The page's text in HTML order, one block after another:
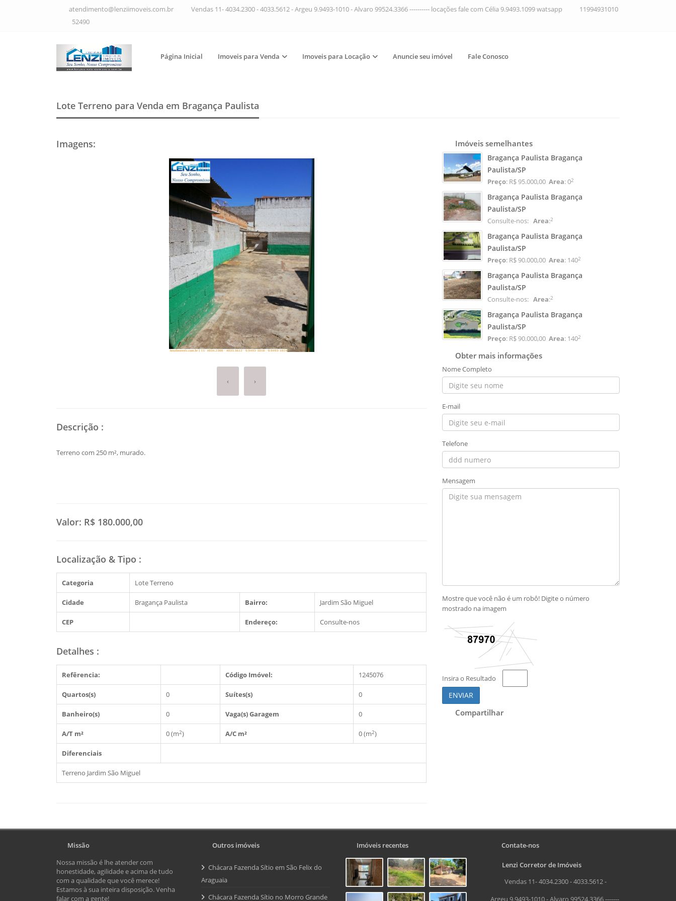
atendimento@lenziimoveis.com.br Vendas 11- 4034.2300 - 4033.5612 - Argeu 9.9493-1010 - Alvaro 99524.3366 ---------- locações fale com Célia 9.9493.1099 watsapp
11994931010
52490
Página Inicial Imoveis para Venda Imoveis para Locação Anuncie seu imóvel Fale Conosco
Lote Terreno para Venda em Bragança Paulista
Imagens:
‹ ›
Descrição :
Terreno com 250 m², murado.
Valor: R$ 180.000,00
Localização & Tipo :
Categoria Lote Terreno
Cidade Bragança Paulista Bairro: Jardim São Miguel
CEP Endereço: Consulte-nos
Detalhes :
Refêrencia: Código Imóvel: 1245076
Quartos(s) 0 Suítes(s) 0
Banheiro(s) 0 Vaga(s) Garagem 0
A/T m² 0 (m2) A/C m² 0 (m2)
Diferenciais
Terreno Jardim São Miguel
Imóveis semelhantes
Bragança Paulista Bragança
Paulista/SP
Preço: R$ 95.000,00 Area: 02
Bragança Paulista Bragança
Paulista/SP
Consulte-nos: Area:2
Bragança Paulista Bragança
Paulista/SP
Preço: R$ 90.000,00 Area: 1402
Bragança Paulista Bragança
Paulista/SP
Consulte-nos: Area:2
Bragança Paulista Bragança
Paulista/SP
Preço: R$ 90.000,00 Area: 1402
Obter mais informações
Nome Completo
E-mail
Telefone
Mensagem
Mostre que você não é um robô! Digite o número
mostrado na imagem
Insira o Resultado
ENVIAR
Compartilhar
Missão
Nossa missão é lhe atender com
honestidade, agilidade e acima de tudo
com a qualidade que você merece!
Estamos à sua inteira disposição. Venha
falar com a gente!
Outros imóveis
Chácara Fazenda Sítio em São Felix do
Araguaia
Chácara Fazenda Sítio no Morro Grande
Imóveis recentes Contate-nos
Lenzi Corretor de Imóveis
Vendas 11- 4034.2300 - 4033.5612 -